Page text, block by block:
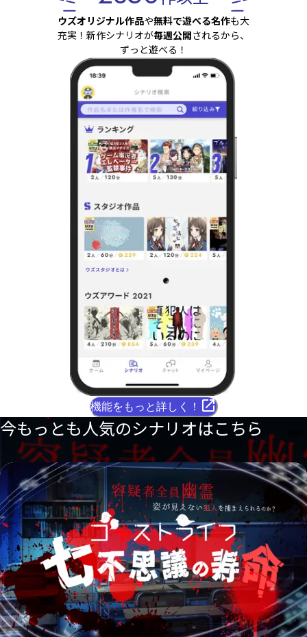
ウズオリジナル作品や無料で遊べる名作も大
充実！新作シナリオが毎週公開されるから、
ずっと遊べる！
機能をもっと詳しく！
今もっとも人気のシナリオはこちら